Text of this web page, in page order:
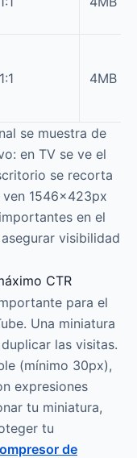
1:1 4MB
se muestra de
en TV se ve el
se recorta
1546×423px
en el
visibilidad
CTR
para el
Una miniatura
las visitas.
(mínimo 30px),
expresiones
tu miniatura,
tu
de